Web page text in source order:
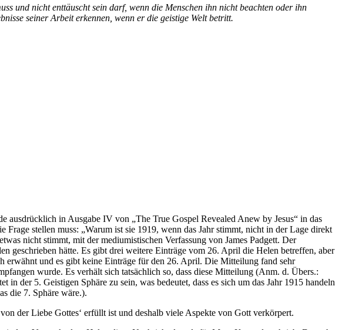
und nicht enttäuscht sein darf, wenn die Menschen ihn nicht beachten oder ihn
seiner Arbeit erkennen, wenn er die geistige Welt betritt.
in Ausgabe IV von „The True Gospel Revealed Anew by Jesus“ in das
stellen muss: „Warum ist sie 1919, wenn das Jahr stimmt, nicht in der Lage direkt
nicht stimmt, mit der mediumistischen Verfassung von James Padgett. Der
geschrieben hätte. Es gibt drei weitere Einträge vom 26. April die Helen betreffen, aber
erwähnt und es gibt keine Einträge für den 26. April. Die Mitteilung fand sehr
wurde. Es verhält sich tatsächlich so, dass diese Mitteilung (Anm. d. Übers.:
der 5. Geistigen Sphäre zu sein, was bedeutet, dass es sich um das Jahr 1915 handeln
die 7. Sphäre wäre.).
der Liebe Gottes‘ erfüllt ist und deshalb viele Aspekte von Gott verkörpert.